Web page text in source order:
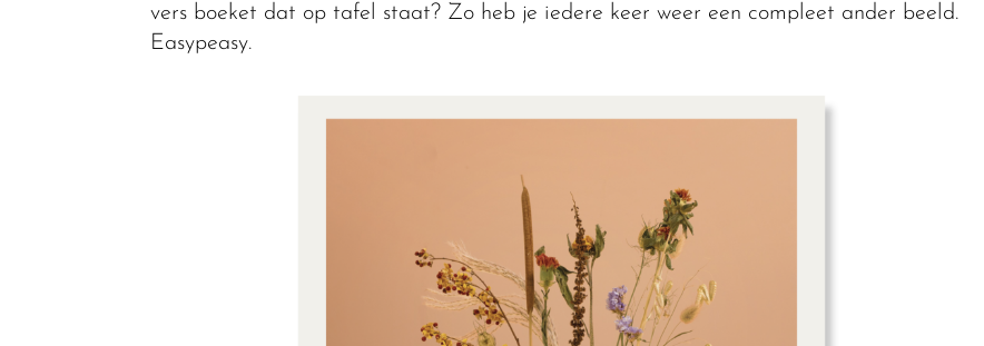
vers boeket dat op tafel staat? Zo heb je iedere keer weer een compleet ander beeld.
Easypeasy.